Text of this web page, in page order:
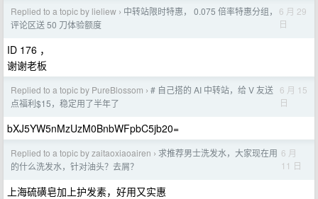
Replied to a topic by lieliew › 中转站限时特惠， 0.075 倍率特惠分组，
评论区送 50 刀体验额度
6 月 29
日
ID 176 ，
谢谢老板
Replied to a topic by PureBlossom › # 自己搭的 AI 中转站，给 V 友送
点福利$15，稳定用了半年了
6 月 15
日
bXJ5YW5nMzUzM0BnbWFpbC5jb20=
Replied to a topic by zaitaoxiaoairen › 求推荐男士洗发水，大家现在用
的什么洗发水，针对油头？去屑？
6 月
11 日
上海硫磺皂加上护发素，好用又实惠